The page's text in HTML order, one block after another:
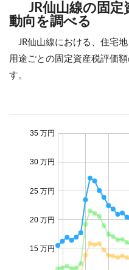
JR仙山線の固定
動向を調べる
JR仙山線における、住宅
用途ごとの固定資産税評価
す。
15 万円
20 万円
25 万円
30 万円
35 万円